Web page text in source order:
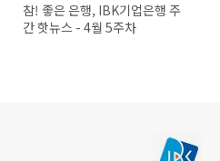
참! 좋은 은행, IBK기업은행 주
간 핫뉴스 - 4월 5주차